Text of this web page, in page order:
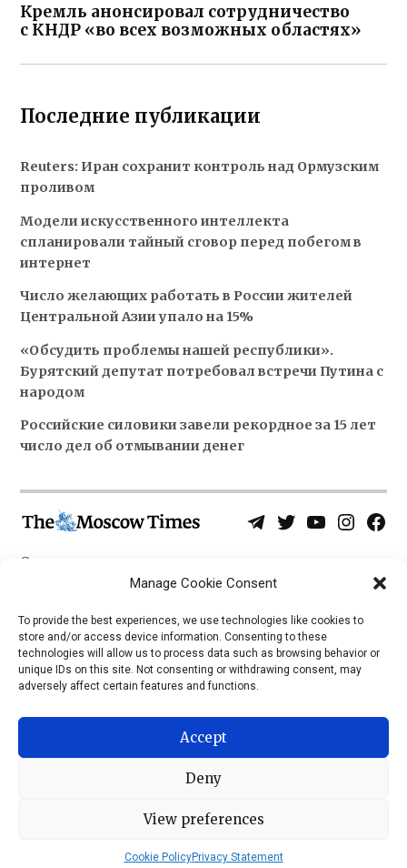
Manage Cookie Consent
To provide the best experiences, we use technologies like cookies to
store and/or access device information. Consenting to these
technologies will allow us to process data such as browsing behavior or
unique IDs on this site. Not consenting or withdrawing consent, may
adversely affect certain features and functions.
Accept
Deny
View preferences
Cookie PolicyPrivacy Statement
Кремль анонсировал сотрудничество
с КНДР «во всех возможных областях»
Последние публикации
Reuters: Иран сохранит контроль над Ормузским
проливом
Модели искусственного интеллекта
спланировали тайный сговор перед побегом в
интернет
Число желающих работать в России жителей
Центральной Азии упало на 15%
«Обсудить проблемы нашей республики».
Бурятский депутат потребовал встречи Путина с
народом
Российские силовики завели рекордное за 15 лет
число дел об отмывании денег
Telegram
TwitterYouTubeInstagram
О нас
Политика конфиденциальности
iOS
Android